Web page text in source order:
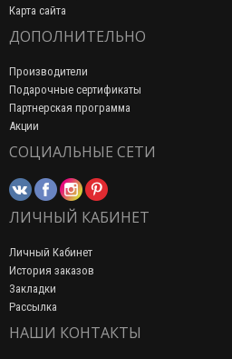
Карта сайта
ДОПОЛНИТЕЛЬНО
Производители
Подарочные сертификаты
Партнерская программа
Акции
СОЦИАЛЬНЫЕ СЕТИ
ЛИЧНЫЙ КАБИНЕТ
Личный Кабинет
История заказов
Закладки
Рассылка
НАШИ КОНТАКТЫ